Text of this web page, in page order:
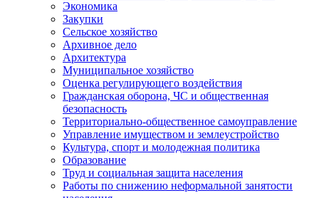
Экономика
Закупки
Сельское хозяйство
Архивное дело
Архитектура
Муниципальное хозяйство
Оценка регулирующего воздействия
Гражданская оборона, ЧС и общественная
безопасность
Территориально-общественное самоуправление
Управление имуществом и землеустройство
Культура, спорт и молодежная политика
Образование
Труд и социальная защита населения
Работы по снижению неформальной занятости